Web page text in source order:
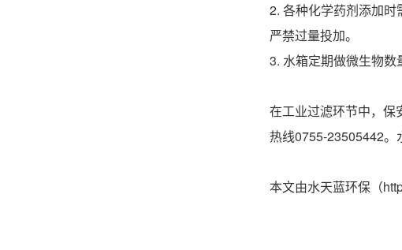
2. 各种化学药剂添加时
严禁过量投加。
3. 水箱定期做微生物数
在工业过滤环节中，保
热线0755-23505442。
本文由水天蓝环保（